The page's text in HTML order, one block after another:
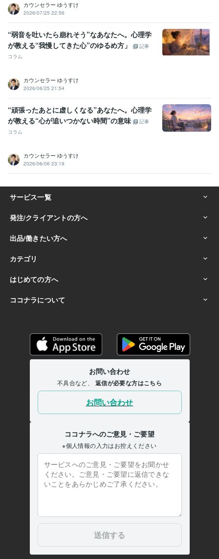
カウンセラー ゆうすけ
2026/07/25 22:56
“弱音を吐いたら崩れそう”なあなたへ。心理学
が教える“我慢してきた心”のゆるめ方」
記事
コラム
カウンセラー ゆうすけ
2026/06/25 21:54
“頑張ったあとに虚しくなる”あなたへ。心理学
が教える“心が追いつかない時間”の意味
記事
コラム
カウンセラー ゆうすけ
2026/06/06 23:19